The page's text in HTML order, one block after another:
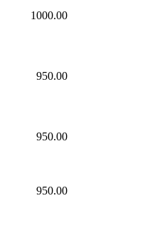
1000.00
950.00
950.00
950.00